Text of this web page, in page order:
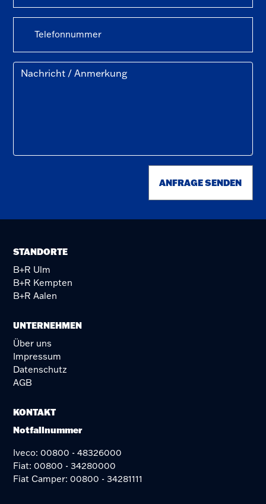
ANFRAGE SENDEN
STANDORTE
B+R Ulm
B+R Kempten
B+R Aalen
UNTERNEHMEN
Über uns
Impressum
Datenschutz
AGB
KONTAKT
Notfallnummer
Iveco: 00800 - 48326000
Fiat: 00800 - 34280000
Fiat Camper: 00800 - 34281111